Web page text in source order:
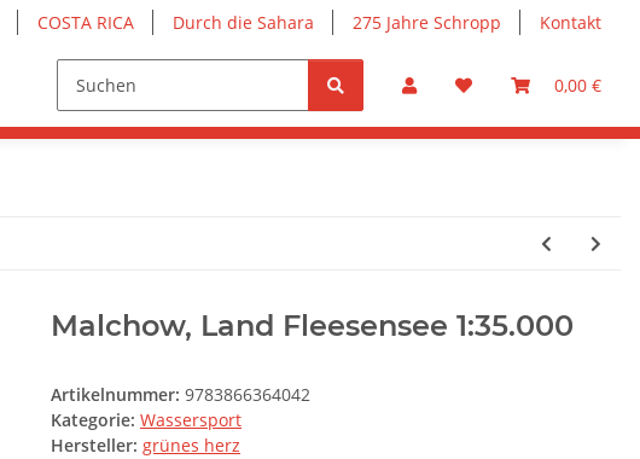
COSTA RICA Durch die Sahara 275 Jahre Schropp Kontakt
0,00 €
Malchow, Land Fleesensee 1:35.000
Artikelnummer: 9783866364042
Kategorie: Wassersport
Hersteller: grünes herz